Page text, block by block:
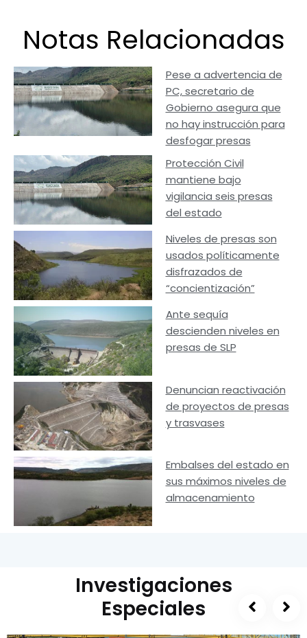
Notas Relacionadas
Pese a advertencia de
PC, secretario de
Gobierno asegura que
no hay instrucción para
desfogar presas
Protección Civil
mantiene bajo
vigilancia seis presas
del estado
Niveles de presas son
usados políticamente
disfrazados de
“concientización”
Ante sequía
descienden niveles en
presas de SLP
Denuncian reactivación
de proyectos de presas
y trasvases
Embalses del estado en
sus máximos niveles de
almacenamiento
Investigaciones
Especiales